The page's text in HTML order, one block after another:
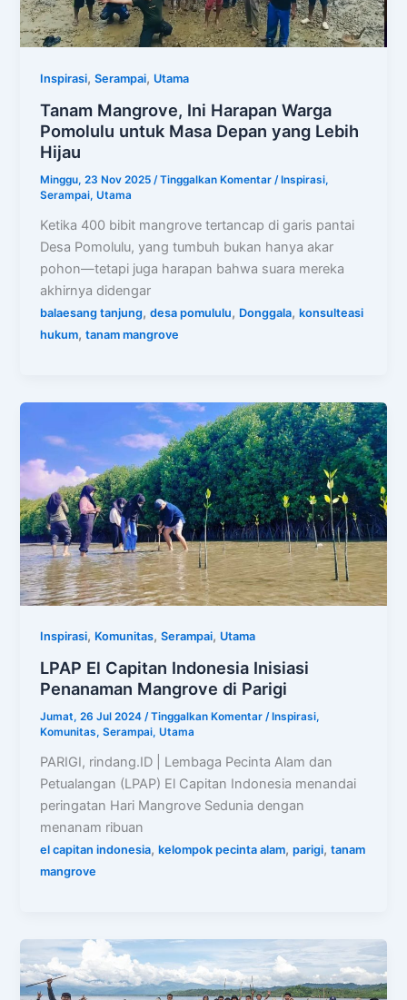
Inspirasi,Serampai, Utama
Tanam Mangrove, Ini Harapan Warga
Pomolulu untuk Masa Depan yang Lebih
Hijau
Minggu, 23 Nov 2025/Tinggalkan Komentar / Inspirasi,
Serampai,Utama
Ketika 400 bibit mangrove tertancap di garis pantai
Desa Pomolulu, yang tumbuh bukan hanya akar
pohon—tetapi juga harapan bahwa suara mereka
akhirnya didengar
balaesang tanjung,desa pomululu, Donggala,konsulteasi
hukum,tanam mangrove
Inspirasi, Komunitas,Serampai, Utama
LPAP El Capitan Indonesia Inisiasi
Penanaman Mangrove di Parigi
Jumat, 26 Jul 2024/Tinggalkan Komentar / Inspirasi,
Komunitas,Serampai,Utama
PARIGI, rindang.ID | Lembaga Pecinta Alam dan
Petualangan (LPAP) El Capitan Indonesia menandai
peringatan Hari Mangrove Sedunia dengan
menanam ribuan
el capitan indonesia,kelompok pecinta alam,parigi,tanam
mangrove